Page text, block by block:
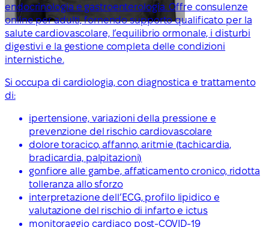
endocrinologia e gastroenterologia. Offre consulenze
online per adulti, fornendo supporto qualificato per la
salute cardiovascolare, l’equilibrio ormonale, i disturbi
digestivi e la gestione completa delle condizioni
internistiche.
Si occupa di cardiologia, con diagnostica e trattamento
di:
ipertensione, variazioni della pressione e
prevenzione del rischio cardiovascolare
dolore toracico, affanno, aritmie (tachicardia,
bradicardia, palpitazioni)
gonfiore alle gambe, affaticamento cronico, ridotta
tolleranza allo sforzo
interpretazione dell’ECG, profilo lipidico e
valutazione del rischio di infarto e ictus
monitoraggio cardiaco post-COVID-19